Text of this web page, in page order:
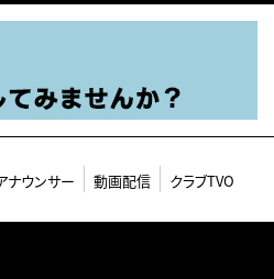
ナウンサー 動画配信 クラブTVO